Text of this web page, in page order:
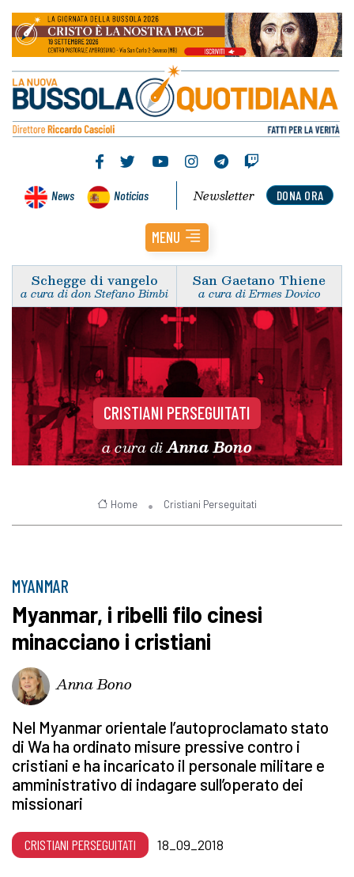
News Noticias DONA ORA
Newsletter
MENU
Schegge di vangelo
a cura di don Stefano Bimbi
San Gaetano Thiene
a cura di Ermes Dovico
CRISTIANI PERSEGUITATI
a cura diAnna Bono
Home Cristiani Perseguitati
MYANMAR
Myanmar, i ribelli filo cinesi
minacciano i cristiani
Anna Bono
Nel Myanmar orientale l’autoproclamato stato
di Wa ha ordinato misure pressive contro i
cristiani e ha incaricato il personale militare e
amministrativo di indagare sull’operato dei
missionari
CRISTIANI PERSEGUITATI 18_09_2018